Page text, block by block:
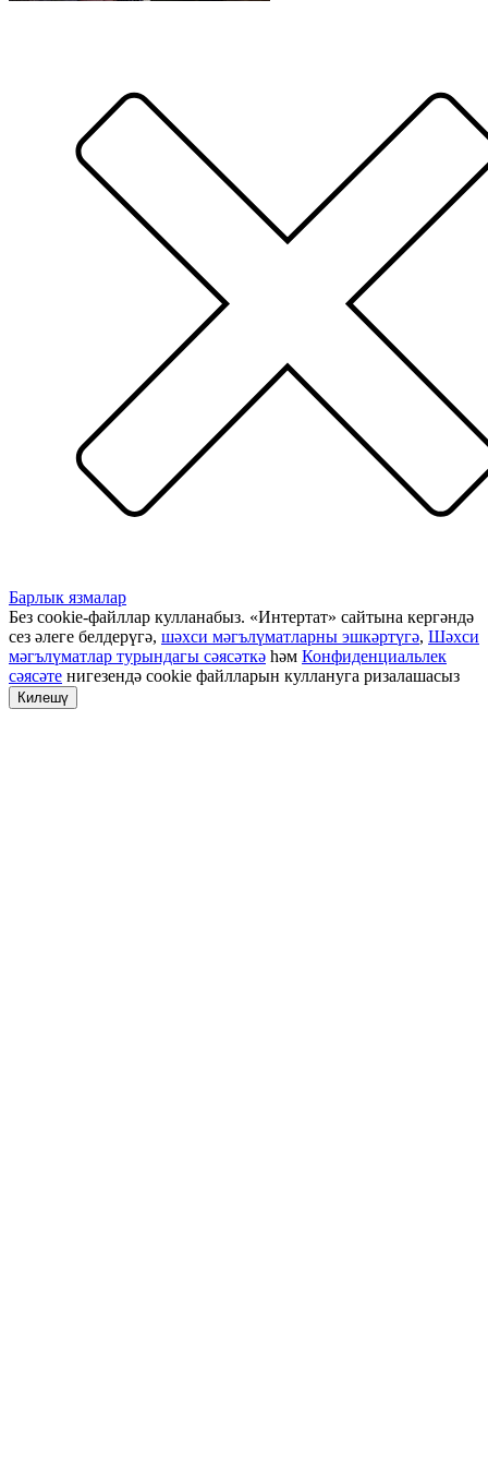
Барлык язмалар
Без cookie-файллар кулланабыз. «Интертат» сайтына кергәндә
сез әлеге белдерүгә, шәхси мәгълүматларны эшкәртүгә, Шәхси
мәгълүматлар турындагы сәясәткә һәм Конфиденциальлек
сәясәте нигезендә cookie файлларын куллануга ризалашасыз
Килешү